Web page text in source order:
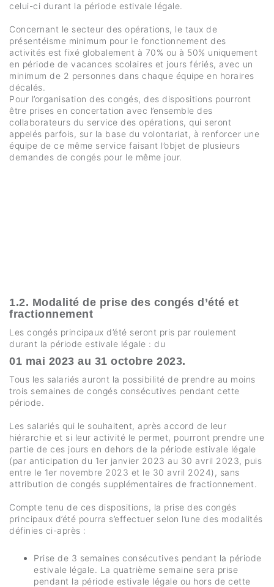
celui-ci durant la période estivale légale.
Concernant le secteur des opérations, le taux de
présentéisme minimum pour le fonctionnement des
activités est fixé globalement à 70% ou à 50% uniquement
en période de vacances scolaires et jours fériés, avec un
minimum de 2 personnes dans chaque équipe en horaires
décalés.
Pour l’organisation des congés, des dispositions pourront
être prises en concertation avec l’ensemble des
collaborateurs du service des opérations, qui seront
appelés parfois, sur la base du volontariat, à renforcer une
équipe de ce même service faisant l’objet de plusieurs
demandes de congés pour le même jour.
1.2. Modalité de prise des congés d’été et
fractionnement
Les congés principaux d’été seront pris par roulement
durant la période estivale légale : du
01 mai 2023 au 31 octobre 2023.
Tous les salariés auront la possibilité de prendre au moins
trois semaines de congés consécutives pendant cette
période.
Les salariés qui le souhaitent, après accord de leur
hiérarchie et si leur activité le permet, pourront prendre une
partie de ces jours en dehors de la période estivale légale
(par anticipation du 1er janvier 2023 au 30 avril 2023, puis
entre le 1er novembre 2023 et le 30 avril 2024), sans
attribution de congés supplémentaires de fractionnement.
Compte tenu de ces dispositions, la prise des congés
principaux d’été pourra s’effectuer selon l’une des modalités
définies ci-après :
Prise de 3 semaines consécutives pendant la période
estivale légale. La quatrième semaine sera prise
pendant la période estivale légale ou hors de cette